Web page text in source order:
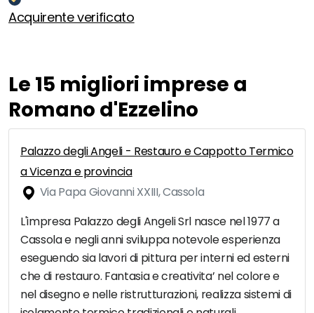
Acquirente verificato
Le 15 migliori imprese a
Romano d'Ezzelino
Palazzo degli Angeli - Restauro e Cappotto Termico
a Vicenza e provincia
Via Papa Giovanni XXIII, Cassola
L'impresa Palazzo degli Angeli Srl nasce nel 1977 a
Cassola e negli anni sviluppa notevole esperienza
eseguendo sia lavori di pittura per interni ed esterni
che di restauro. Fantasia e creativita’ nel colore e
nel disegno e nelle ristrutturazioni, realizza sistemi di